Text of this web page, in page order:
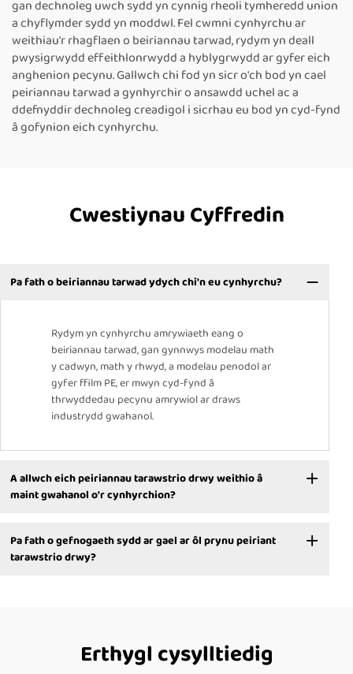
gan dechnoleg uwch sydd yn cynnig rheoli tymheredd union
a chyflymder sydd yn moddwl. Fel cwmni cynhyrchu ar
weithiau'r rhagflaen o beiriannau tarwad, rydym yn deall
pwysigrwydd effeithlonrwydd a hyblygrwydd ar gyfer eich
anghenion pecynu. Gallwch chi fod yn sicr o'ch bod yn cael
peiriannau tarwad a gynhyrchir o ansawdd uchel ac a
ddefnyddir dechnoleg creadigol i sicrhau eu bod yn cyd-fynd
â gofynion eich cynhyrchu.
Cwestiynau Cyffredin
Pa fath o beiriannau tarwad ydych chi'n eu cynhyrchu?
Rydym yn cynhyrchu amrywiaeth eang o
beiriannau tarwad, gan gynnwys modelau math
y cadwyn, math y rhwyd, a modelau penodol ar
gyfer ffilm PE, er mwyn cyd-fynd â
thrwyddedau pecynu amrywiol ar draws
industrydd gwahanol.
A allwch eich peiriannau tarawstrio drwy weithio â
maint gwahanol o'r cynhyrchion?
Pa fath o gefnogaeth sydd ar gael ar ôl prynu peiriant
tarawstrio drwy?
Erthygl cysylltiedig